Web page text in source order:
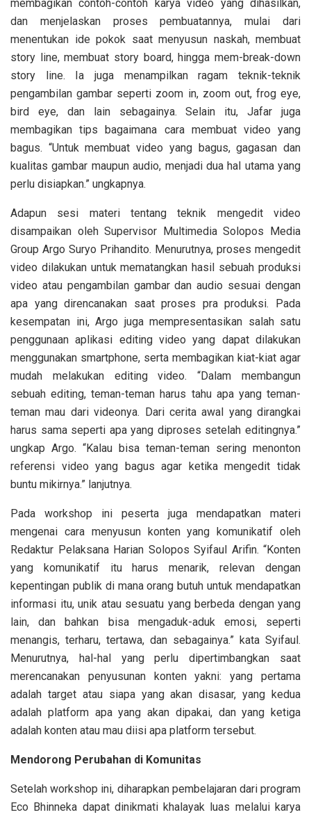
membagikan contoh-contoh karya video yang dihasilkan,
dan menjelaskan proses pembuatannya, mulai dari
menentukan ide pokok saat menyusun naskah, membuat
story line, membuat story board, hingga mem-break-down
story line. Ia juga menampilkan ragam teknik-teknik
pengambilan gambar seperti zoom in, zoom out, frog eye,
bird eye, dan lain sebagainya. Selain itu, Jafar juga
membagikan tips bagaimana cara membuat video yang
bagus. “Untuk membuat video yang bagus, gagasan dan
kualitas gambar maupun audio, menjadi dua hal utama yang
perlu disiapkan.” ungkapnya.
Adapun sesi materi tentang teknik mengedit video
disampaikan oleh Supervisor Multimedia Solopos Media
Group Argo Suryo Prihandito. Menurutnya, proses mengedit
video dilakukan untuk mematangkan hasil sebuah produksi
video atau pengambilan gambar dan audio sesuai dengan
apa yang direncanakan saat proses pra produksi. Pada
kesempatan ini, Argo juga mempresentasikan salah satu
penggunaan aplikasi editing video yang dapat dilakukan
menggunakan smartphone, serta membagikan kiat-kiat agar
mudah melakukan editing video. “Dalam membangun
sebuah editing, teman-teman harus tahu apa yang teman-
teman mau dari videonya. Dari cerita awal yang dirangkai
harus sama seperti apa yang diproses setelah editingnya.”
ungkap Argo. “Kalau bisa teman-teman sering menonton
referensi video yang bagus agar ketika mengedit tidak
buntu mikirnya.” lanjutnya.
Pada workshop ini peserta juga mendapatkan materi
mengenai cara menyusun konten yang komunikatif oleh
Redaktur Pelaksana Harian Solopos Syifaul Arifin. “Konten
yang komunikatif itu harus menarik, relevan dengan
kepentingan publik di mana orang butuh untuk mendapatkan
informasi itu, unik atau sesuatu yang berbeda dengan yang
lain, dan bahkan bisa mengaduk-aduk emosi, seperti
menangis, terharu, tertawa, dan sebagainya.” kata Syifaul.
Menurutnya, hal-hal yang perlu dipertimbangkan saat
merencanakan penyusunan konten yakni: yang pertama
adalah target atau siapa yang akan disasar, yang kedua
adalah platform apa yang akan dipakai, dan yang ketiga
adalah konten atau mau diisi apa platform tersebut.
Mendorong Perubahan di Komunitas
Setelah workshop ini, diharapkan pembelajaran dari program
Eco Bhinneka dapat dinikmati khalayak luas melalui karya